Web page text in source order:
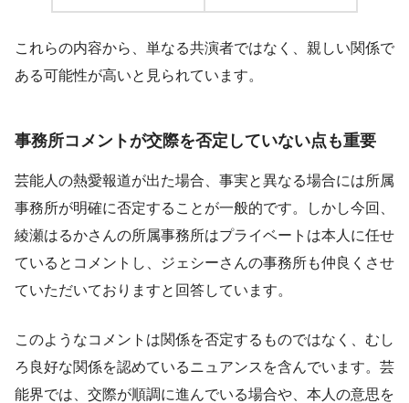
これらの内容から、単なる共演者ではなく、親しい関係で
ある可能性が高いと見られています。
事務所コメントが交際を否定していない点も重要
芸能人の熱愛報道が出た場合、事実と異なる場合には所属
事務所が明確に否定することが一般的です。しかし今回、
綾瀬はるかさんの所属事務所はプライベートは本人に任せ
ているとコメントし、ジェシーさんの事務所も仲良くさせ
ていただいておりますと回答しています。
このようなコメントは関係を否定するものではなく、むし
ろ良好な関係を認めているニュアンスを含んでいます。芸
能界では、交際が順調に進んでいる場合や、本人の意思を